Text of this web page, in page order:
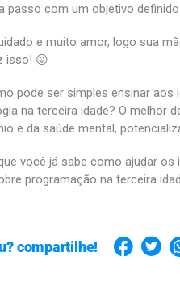
passo com um objetivo
e muito amor, logo sua
isso! 😛
pode ser simples ensinar
na terceira idade? O melhor
e da saúde mental,
você já sabe como ajudar
programação na terceira
compartilhe!